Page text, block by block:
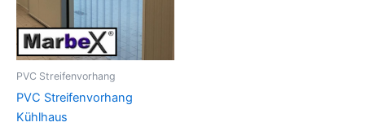
PVC Streifenvorhang
PVC Streifenvorhang
Kühlhaus